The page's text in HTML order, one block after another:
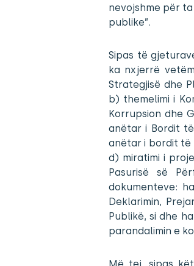
nevojshme për
publike”.
Sipas të
ka nxjerrë
Strategjisë dhe
b) themelimi i
Korrupsion dhe
anëtar i Bordit të
anëtar i bordit të
d) miratimi i
Pasurisë së
dokumenteve:
Deklarimin,
Publikë, si dhe
parandalimin e